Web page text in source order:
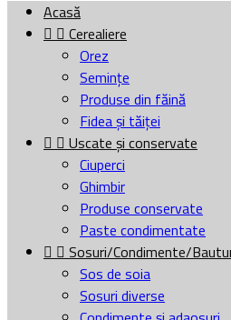
Acasă
  Cerealiere
Orez
Semințe
Produse din făină
Fidea și tăiței
  Uscate și conservate
Ciuperci
Ghimbir
Produse conservate
Paste condimentate
  Sosuri/Condimente/
Sos de soia
Sosuri diverse